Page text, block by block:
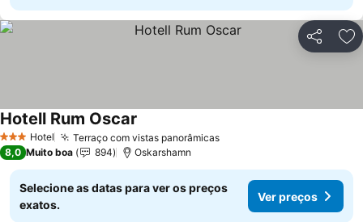
Partilhar
3 EstrelasHotel Terraço com vistas panorâmicas
Hotell Rum Oscar
8,0 Muito boa 894 Oskarshamn
Selecione as datas para ver os preços
exatos.
Ver preços